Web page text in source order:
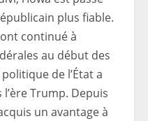
plus fiable.
continué à
au début des
de l’État a
Trump. Depuis
un avantage à